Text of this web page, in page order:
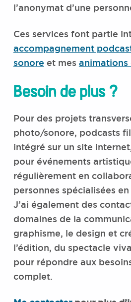
l’anonymat d’une
Ces services font partie
accompagnement
sonore et mes animations
Besoin de plus ?
Pour des projets
photo/sonore, podcasts
intégré sur un site
pour événements
régulièrement en
personnes spécialisées
J’ai également des
domaines de la
graphisme, le design et
l’édition, du spectacle
pour répondre aux
complet.